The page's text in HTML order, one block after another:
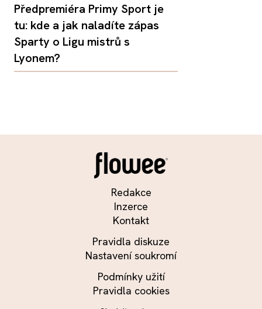
Předpremiéra Primy Sport je
tu: kde a jak naladíte zápas
Sparty o Ligu mistrů s
Lyonem?
Redakce
Inzerce
Kontakt
Pravidla diskuze
Nastavení soukromí
Podmínky užití
Pravidla cookies